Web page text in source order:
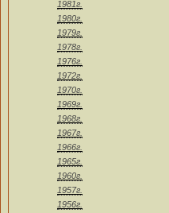
1981г.
1980г.
1979г.
1978г.
1976г.
1972г.
1970г.
1969г.
1968г.
1967г.
1966г.
1965г.
1960г.
1957г.
1956г.